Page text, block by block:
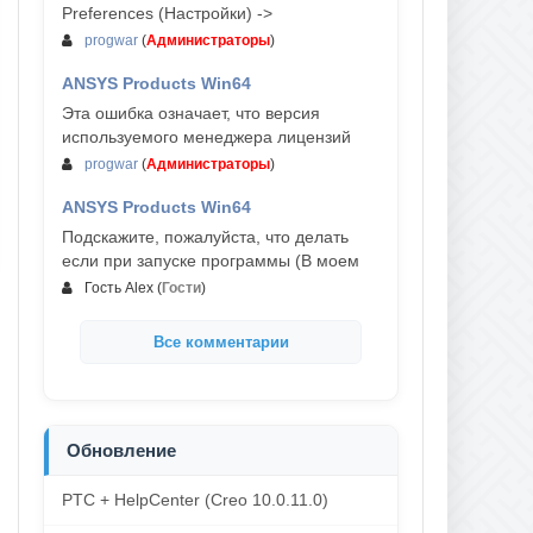
Preferences (Настройки) ->
progwar (Администраторы)
ANSYS Products Win64
Эта ошибка означает, что версия
используемого менеджера лицензий
progwar (Администраторы)
ANSYS Products Win64
Подскажите, пожалуйста, что делать
если при запуске программы (В моем
Гость Alex (Гости)
Все комментарии
Обновление
PTC + HelpCenter (Creo 10.0.11.0)